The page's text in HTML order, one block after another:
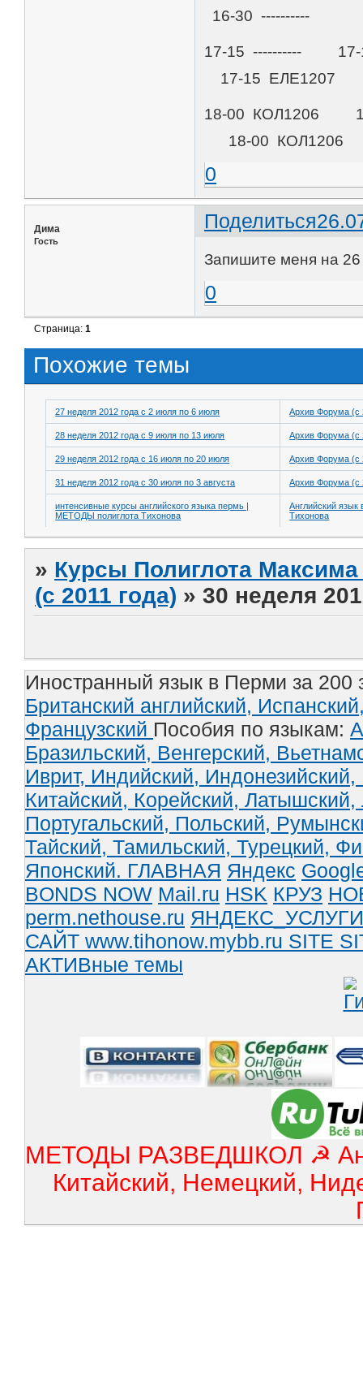
16-30 ----------
17-15 ----------
17-15 ЕЛЕ1207
18-00 КОЛ1206
18-00 КОЛ1206
0
Поделиться
Дима
Гость
Запишите меня на
0
Страница:1
Похожие темы
27 неделя 2012 года с 2 июля по 6 июля Архив Форума (с
28 неделя 2012 года с 9 июля по 13 июля Архив Форума (с
29 неделя 2012 года с 16 июля по 20 июля Архив Форума (с
31 неделя 2012 года с 30 июля по 3 августа Архив Форума (с
интенсивные курсы английского языка пермь |
МЕТОДЫ полиглота Тихонова
Английский
Тихонова
» Курсы Полиглота
(с 2011 года) »30 неделя
Иностранный язык в Перми за 200
Британский английский,
Французский Пособия по языкам:
Бразильский, Венгерский,
Иврит, Индийский, Индонезийский,
Китайский, Корейский, Латышский,
Португальский, Польский,
Тайский, Тамильский, Турецкий,
Японский. ГЛАВНАЯ Яндекс
BONDS NOW Mail.ru HSK КРУЗ
perm.nethouse.ru ЯНДЕКС_УСЛУГИ
САЙТ www.tihonow.mybb.ru SITE
АКТИВные темы
МЕТОДЫ РАЗВЕДШКОЛ ☭
Китайский, Немецкий,